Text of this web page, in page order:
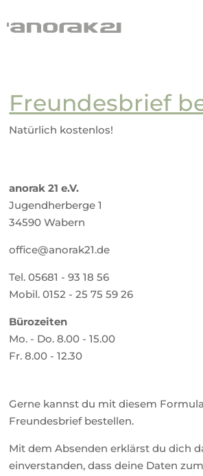
Freundesbrief
Natürlich kostenlos!
anorak 21 e.V.
Jugendherberge 1
34590 Wabern
office@anorak21.de
Tel. 05681 - 93 18 56
Mobil.‭0152 - 25 75 59 26‬
Bürozeiten
Mo. - Do. 8.00 - 15.00
Fr. 8.00 - 12.30
Gerne kannst du mit diesem
Freundesbrief bestellen.
Mit dem Absenden erklärst du dich
einverstanden, dass deine Daten